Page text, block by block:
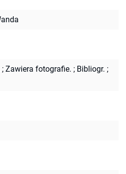
; Zawiera fotografie. ; Bibliogr. ;